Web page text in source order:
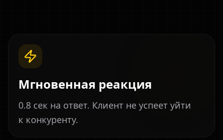
Мгновенная реакция
0.8 сек на ответ. Клиент не успеет уйти
к конкуренту.